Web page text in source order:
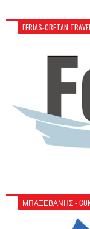
FERIAS-CRETAN
ΜΠΑΞΕΒΑΝΗΣ -